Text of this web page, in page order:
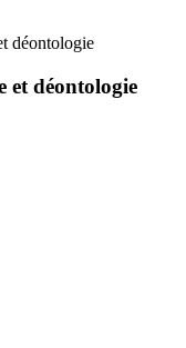
déontologie
et déontologie